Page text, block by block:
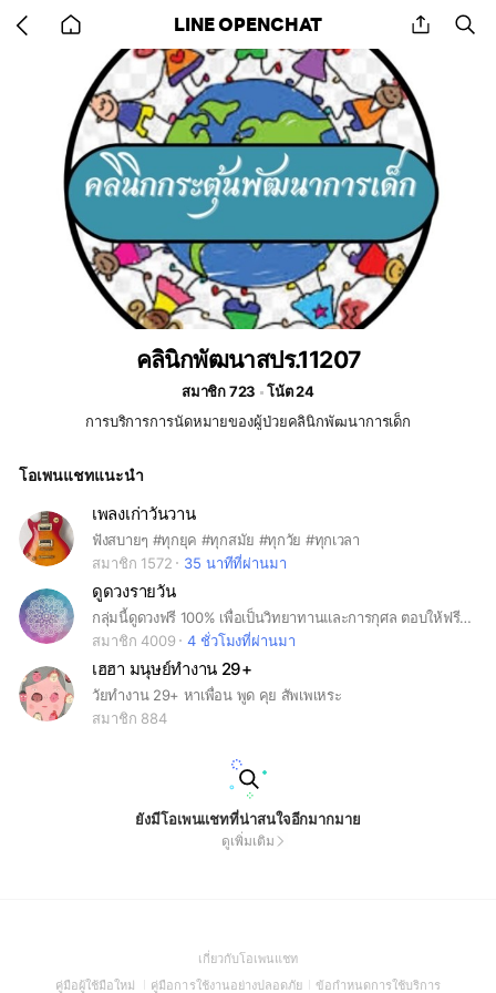
back
home
LINE OPENCHAT share
คลินิกพัฒนาสปร.11207
สมาชิก 723
โน้ต 24
การบริการการนัดหมายของผู้ป่วยคลินิกพัฒนาการเด็ก
โอเพนแชทแนะนำ
เพลงเก่าวันวาน
ฟังสบายๆ #ทุกยุค #ทุกสมัย #ทุกวัย #ทุกเวลา
สมาชิก 1572
35 นาทีที่ผ่านมา
ดูดวงรายวัน
กลุ่มนี้ดูดวงฟรี 100% เพื่อเป็นวิทยาทานและการกุศล ตอบให้ฟรี 2 ขอใน 7 วัน / เข้ากลุ่มง่ายๆด้วยการอ่านและตอบคำถามเพื่อขอเข้ากลุ่มให้ถูกต้อง / เข้าได้แล้วก็เป็นที่พึ่งให้ตัวเองด้วยการอ่านประกาศแล้วทำตาม ง่ายๆแค่นี้ ทำได้ก็เข้ามาเล๊ยยย #ดูดวง #ฟรี #โหราศาสตร์ #เคราะห์ #ความรัก #คู่ครอง #การเงิน #โชค #ลาง #พลิกผัน #ชะตา #เสี่ยงโชค
สมาชิก 4009
4 ชั่วโมงที่ผ่านมา
เฮฮา มนุษย์ทำงาน 29+
วัยทำงาน 29+ หาเพื่อน พูด คุย สัพเพเหระ
สมาชิก 884
ยังมีโอเพนแชทที่น่าสนใจอีกมากมาย
ดูเพิ่มเติม
เกี่ยวกับโอเพนแชท(Open
in
คู่มือผู้ใช้มือใหม่ (Open
คู่มือการใช้งานอย่างปลอดภัย(Open
ข้อกำหนดการใช้บริการ(Open